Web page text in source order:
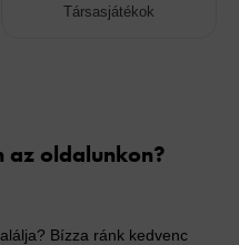
Társasjátékok
oldalunkon?
Bízza ránk kedvenc